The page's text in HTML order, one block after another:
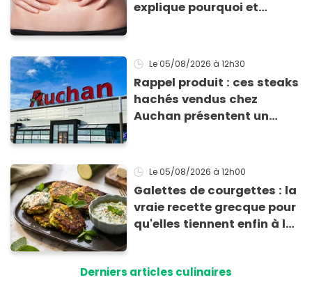
explique pourquoi et
Le 05/08/2026 à 12h30
Rappel produit : ces steaks
hachés vendus chez
Auchan présentent un
Le 05/08/2026 à 12h00
Galettes de courgettes : la
vraie recette grecque pour
qu'elles tiennent enfin à la
Derniers articles culinaires